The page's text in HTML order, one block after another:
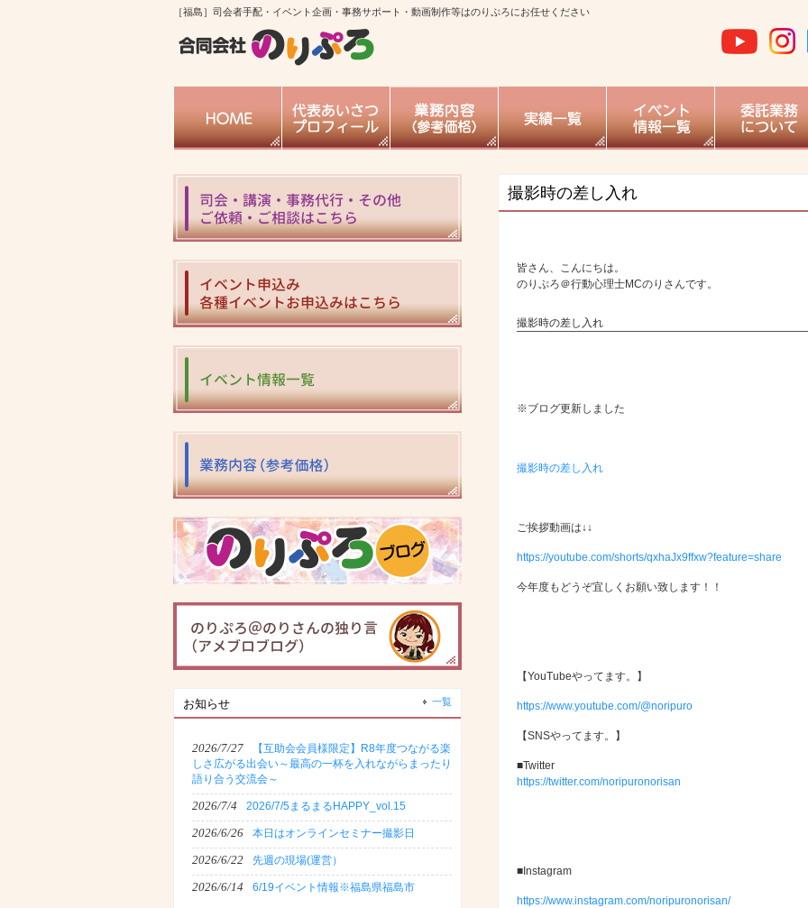
［福島］司会者手配・イベント企画・事務サポート・動画制作等はのりぷろにお任せください
撮影時の差し入れ
皆さん、こんにちは。
のりぷろ＠行動心理士MCのりさんです。
撮影時の差し入れ
※ブログ更新しました
撮影時の差し入れ
ご挨拶動画は↓↓
https://youtube.com/shorts/qxhaJx9ffxw?feature=share
今年度もどうぞ宜しくお願い致します！！
【YouTubeやってます。】
https://www.youtube.com/@noripuro
【SNSやってます。】
■Twitter
https://twitter.com/noripuronorisan
■Instagram
https://www.instagram.com/noripuronorisan/
お知らせ 一覧
2026/7/27
【互助会会員様限定】R8年度つながる楽
しさ広がる出会い～最高の一杯を入れながらまったり
語り合う交流会～
2026/7/4 2026/7/5まるまるHAPPY_vol.15
2026/6/26 本日はオンラインセミナー撮影日
2026/6/22 先週の現場(運営）
2026/6/14 6/19イベント情報※福島県福島市